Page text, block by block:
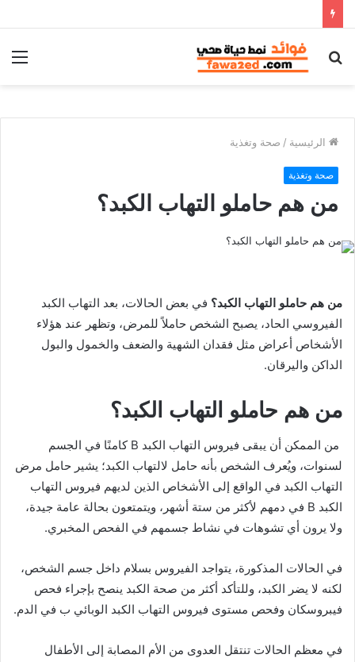
بحث
الرئيسية / صحة وتغذية
صحة وتغذية
من هم حاملو التهاب الكبد؟
من هم حاملو التهاب الكبد؟ في بعض الحالات، بعد التهاب الكبد
الفيروسي الحاد، يصبح الشخص حاملاً للمرض، وتظهر عند هؤلاء
الأشخاص أعراض مثل فقدان الشهية والضعف والخمول والبول
الداكن واليرقان.
من هم حاملو التهاب الكبد؟
من الممكن أن يبقى فيروس التهاب الكبد B كامنًا في الجسم
لسنوات، ويُعرف الشخص بأنه حامل لالتهاب الكبد؛ يشير حامل مرض
التهاب الكبد في الواقع إلى الأشخاص الذين لديهم فيروس التهاب
الكبد B في دمهم لأكثر من ستة أشهر، ويتمتعون بحالة عامة جيدة،
ولا يرون أي تشوهات في نشاط جسمهم في الفحص المخبري.
في الحالات المذكورة، يتواجد الفيروس بسلام داخل جسم الشخص،
لكنه لا يضر الكبد، وللتأكد أكثر من صحة الكبد ينصح بإجراء فحص
فيبروسكان وفحص مستوى فيروس التهاب الكبد الوبائي ب في الدم.
في معظم الحالات تنتقل العدوى من الأم المصابة إلى الأطفال